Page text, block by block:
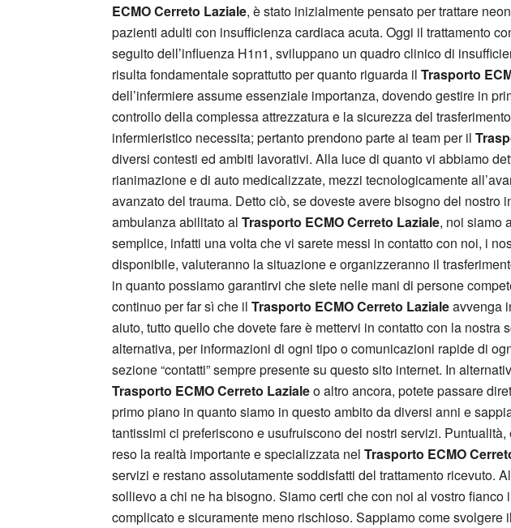
ECMO Cerreto Laziale, è stato inizialmente pensato per trattare
pazienti adulti con insufficienza cardiaca acuta. Oggi il trattamento
seguito dell’influenza H1n1, sviluppano un quadro clinico di
risulta fondamentale soprattutto per quanto riguarda il Trasporto
dell’infermiere assume essenziale importanza, dovendo gestire in
controllo della complessa attrezzatura e la sicurezza del
infermieristico necessita; pertanto prendono parte ai team per il
diversi contesti ed ambiti lavorativi. Alla luce di quanto vi abbiamo
rianimazione e di auto medicalizzate, mezzi tecnologicamente
avanzato del trauma. Detto ciò, se doveste avere bisogno del
ambulanza abilitato al Trasporto ECMO Cerreto Laziale, noi siamo
semplice, infatti una volta che vi sarete messi in contatto con noi, i
disponibile, valuteranno la situazione e organizzeranno il
in quanto possiamo garantirvi che siete nelle mani di persone
continuo per far sì che il Trasporto ECMO Cerreto Lazialeavvenga
aiuto, tutto quello che dovete fare è mettervi in contatto con la
alternativa, per informazioni di ogni tipo o comunicazioni rapide di
sezione “contatti” sempre presente su questo sito internet. In
Trasporto ECMO Cerreto Lazialeo altro ancora, potete passare
primo piano in quanto siamo in questo ambito da diversi anni e
tantissimi ci preferiscono e usufruiscono dei nostri servizi.
reso la realtà importante e specializzata nel Trasporto ECMO
servizi e restano assolutamente soddisfatti del trattamento ricevuto.
sollievo a chi ne ha bisogno. Siamo certi che con noi al vostro
complicato e sicuramente meno rischioso. Sappiamo come